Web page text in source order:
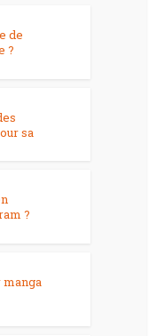
de
?
sa
?
manga